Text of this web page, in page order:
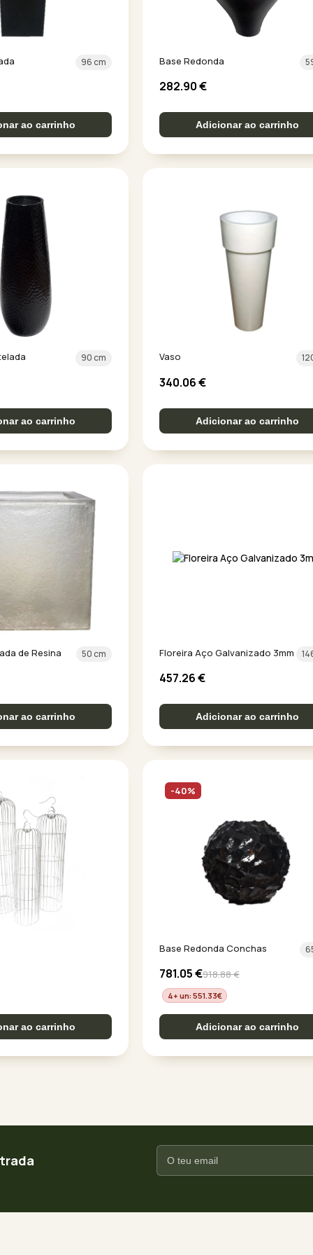
96 cm
ao carrinho
Base Redonda
282.90€
Adicionar ao carrinho
90 cm
ao carrinho
Vaso
340.06€
Adicionar ao carrinho
de Resina 50 cm
ao carrinho
Floreira Aço Galvanizado 3mm
457.26€
Adicionar ao carrinho
ao carrinho
-40%
Base Redonda Conchas
781.05€918.88€
4+ un: 551.33€
Adicionar ao carrinho